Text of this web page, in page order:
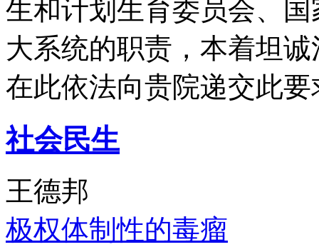
生和计划生育委员会、
大系统的职责，本着坦
在此依法向贵院递交此要
社会民生
王德邦
极权体制性的毒瘤